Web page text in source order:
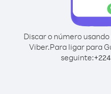
Discar o número
Viber.Para ligar para
seguinte:+224